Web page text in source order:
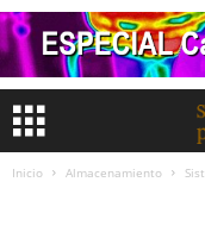
Inicio Almacenamiento